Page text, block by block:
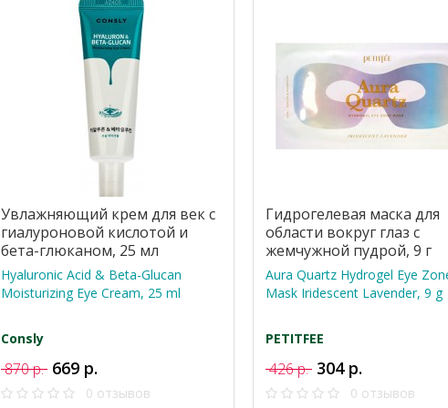
Увлажняющий крем для век с
гиалуроновой кислотой и
бета-глюканом, 25 мл
Hyaluronic Acid & Beta-Glucan
Moisturizing Eye Cream, 25 ml
Consly
870 р. 669 р.
0 отзывов
Гидрогелевая маска для
области вокруг глаз с
жемчужной пудрой, 9 г
Aura Quartz Hydrogel Eye
Mask Iridescent Lavender, 9 g
PETITFEE
426 р. 304 р.
0 отзывов